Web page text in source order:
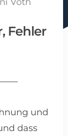
Fehler
und
dass